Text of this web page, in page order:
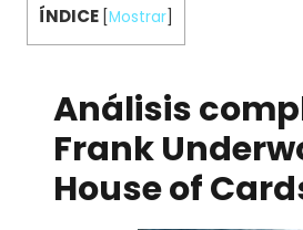
ÍNDICE Mostrar
Análisis
Frank
House of